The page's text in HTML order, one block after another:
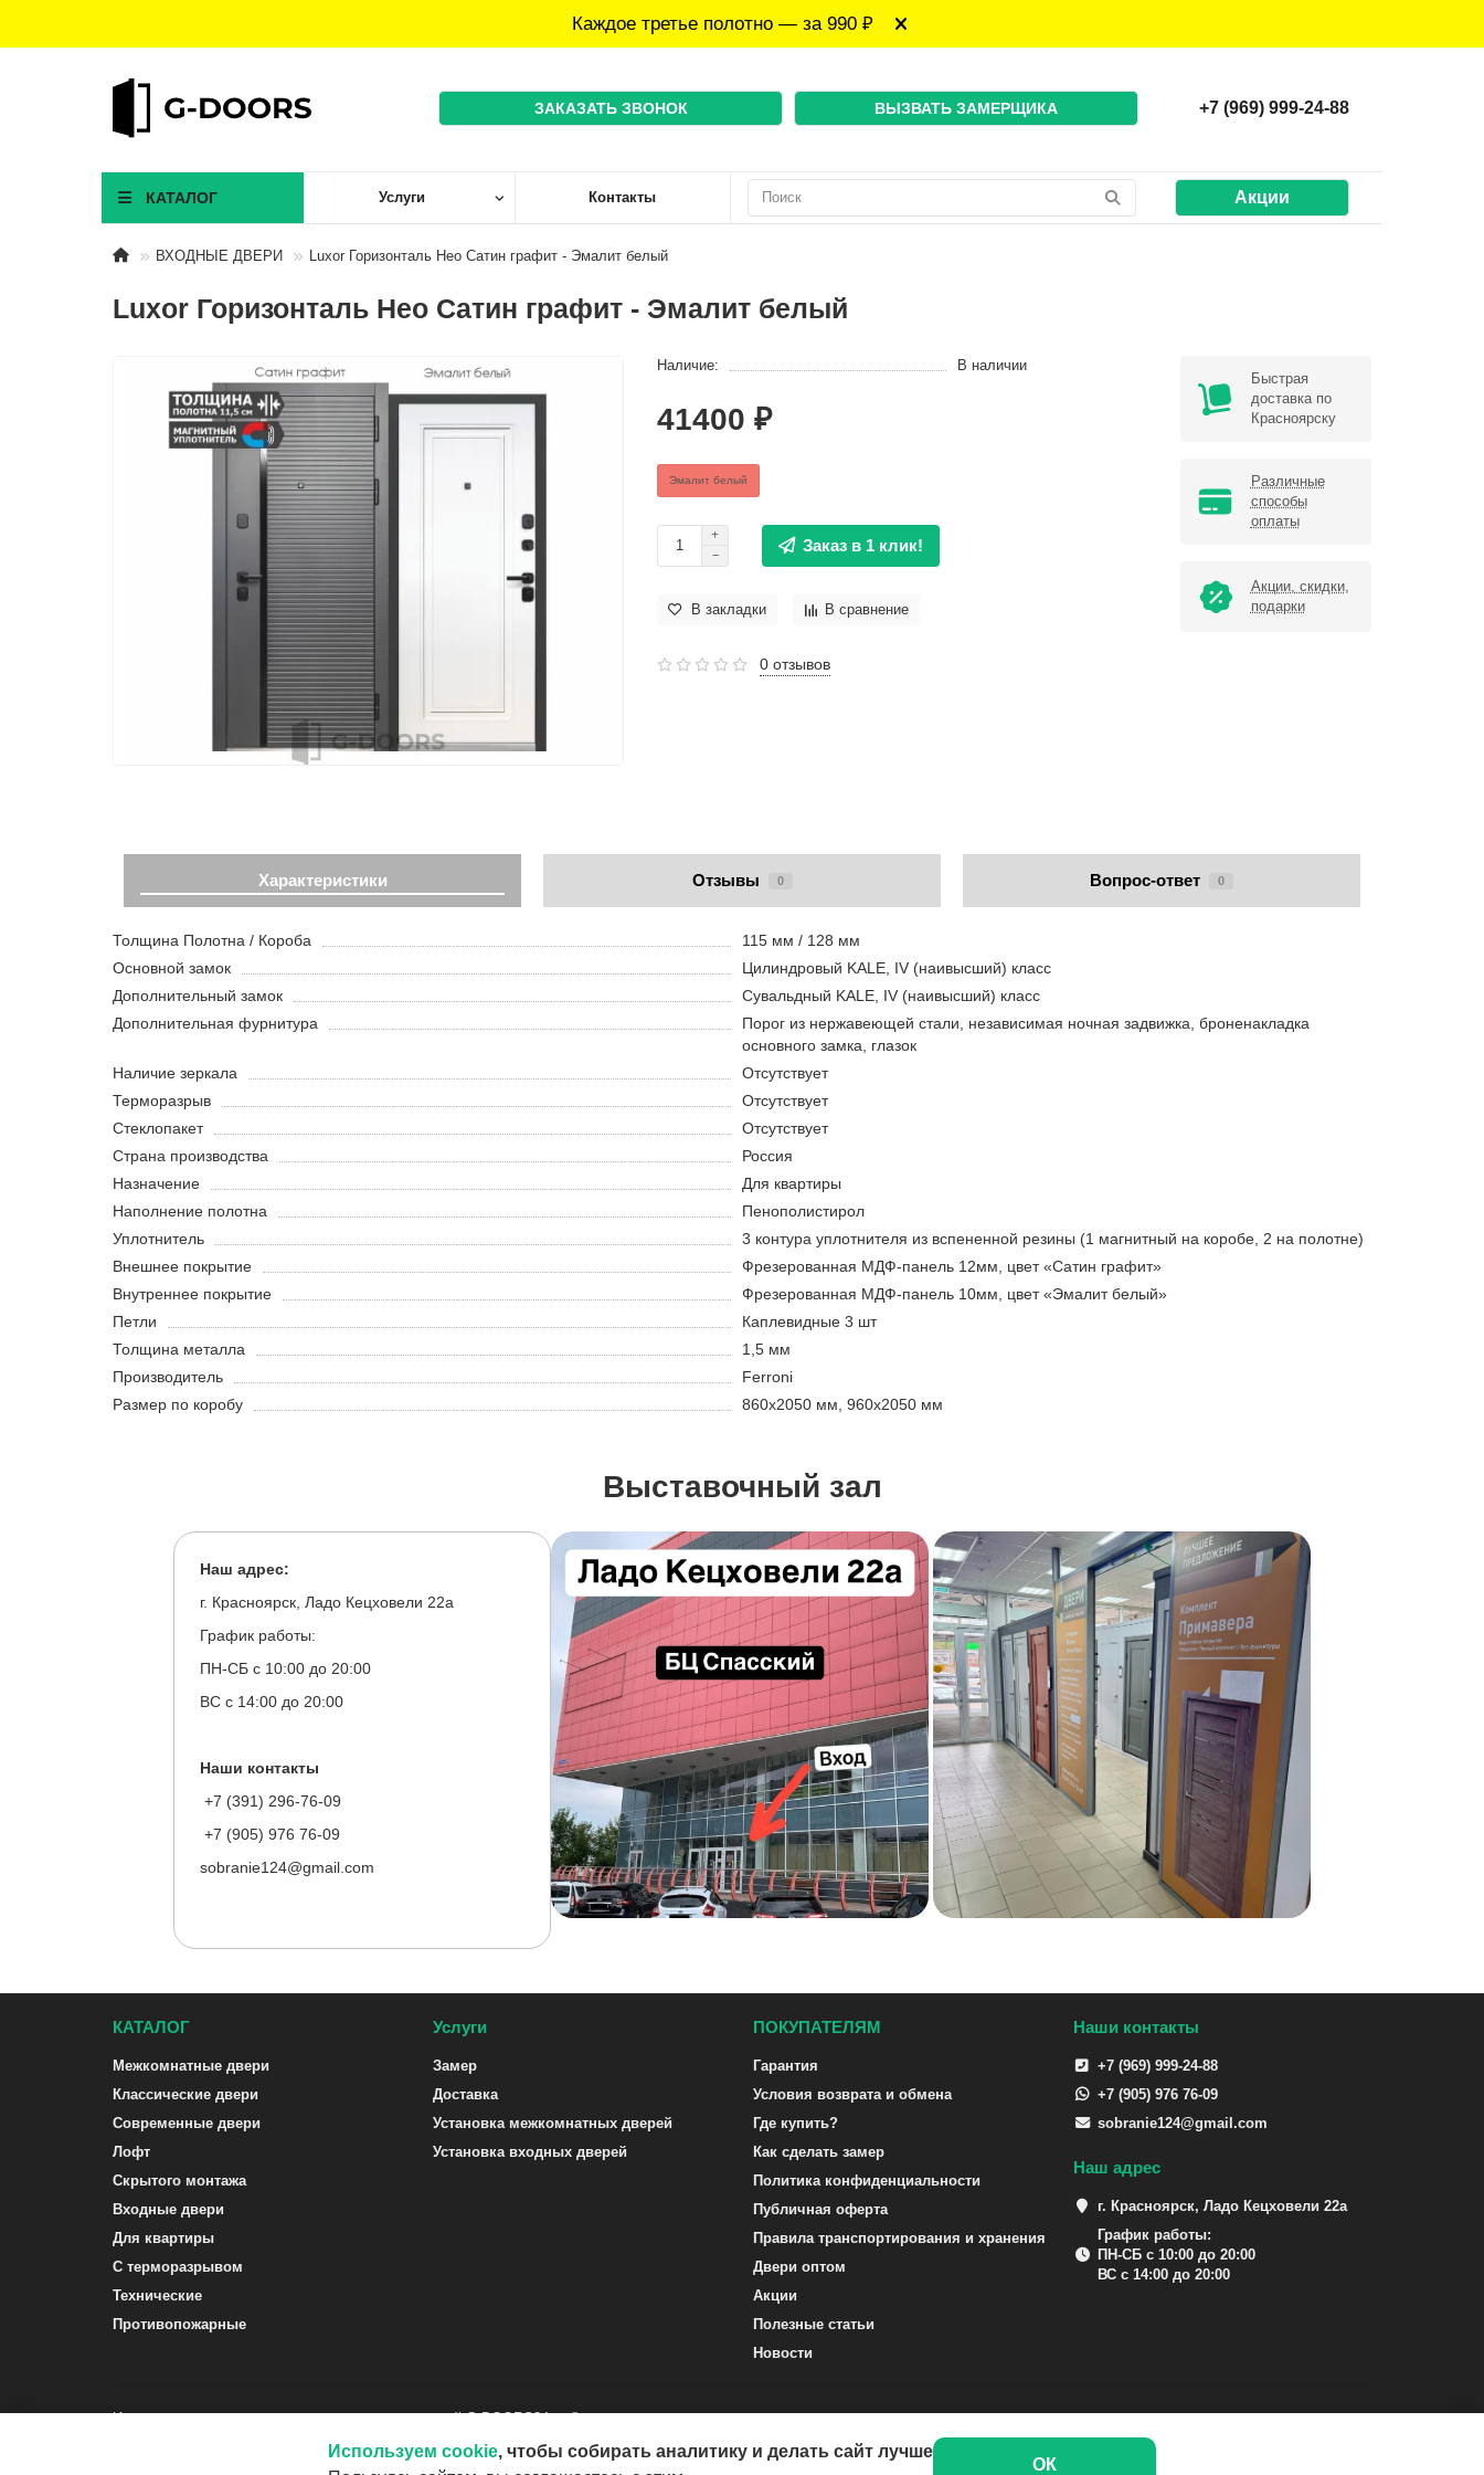
Каждое третье полотно — за 990 ₽
ЗАКАЗАТЬ ЗВОНОК ВЫЗВАТЬ ЗАМЕРЩИКА +7 (969) 999-24-88
КАТАЛОГ Услуги Контакты Акции
ВХОДНЫЕ ДВЕРИ Luxor Горизонталь Нео Сатин графит - Эмалит белый
Luxor Горизонталь Нео Сатин графит - Эмалит белый
Наличие: В наличии
41400 ₽
Эмалит белый
Заказ в 1 клик!
В закладки В сравнение
0 отзывов
Быстрая
доставка по
Красноярску
Различные
способы
оплаты
Акции, скидки,
подарки
Характеристики Отзывы 0 Вопрос-ответ 0
Толщина Полотна / Короба
115 мм / 128 мм
Основной замок
Цилиндровый KALE, IV (наивысший) класс
Дополнительный замок
Сувальдный KALE, IV (наивысший) класс
Дополнительная фурнитура
Порог из нержавеющей стали, независимая ночная задвижка, броненакладка
основного замка, глазок
Наличие зеркала
Отсутствует
Терморазрыв
Отсутствует
Стеклопакет
Отсутствует
Страна производства
Россия
Назначение
Для квартиры
Наполнение полотна
Пенополистирол
Уплотнитель
3 контура уплотнителя из вспененной резины (1 магнитный на коробе, 2 на полотне)
Внешнее покрытие
Фрезерованная МДФ-панель 12мм, цвет «Сатин графит»
Внутреннее покрытие
Фрезерованная МДФ-панель 10мм, цвет «Эмалит белый»
Петли
Каплевидные 3 шт
Толщина металла
1,5 мм
Производитель
Ferroni
Размер по коробу
860х2050 мм, 960х2050 мм
Выставочный зал
Наш адрес:
г. Красноярск, Ладо Кецховели 22а
График работы:
ПН-СБ с 10:00 до 20:00
ВС с 14:00 до 20:00
Наши контакты
+7 (391) 296-76-09
+7 (905) 976 76-09
sobranie124@gmail.com
КАТАЛОГ
Межкомнатные двери
Классические двери
Современные двери
Лофт
Скрытого монтажа
Входные двери
Для квартиры
С терморазрывом
Технические
Противопожарные
Услуги
Замер
Доставка
Установка межкомнатных дверей
Установка входных дверей
ПОКУПАТЕЛЯМ
Гарантия
Условия возврата и обмена
Где купить?
Как сделать замер
Политика конфиденциальности
Публичная оферта
Правила транспортирования и хранения
Двери оптом
Акции
Полезные статьи
Новости
Наши контакты
+7 (969) 999-24-88
+7 (905) 976 76-09
sobranie124@gmail.com
Наш адрес
г. Красноярск, Ладо Кецховели 22а
График работы:
ПН-СБ с 10:00 до 20:00
ВС с 14:00 до 20:00
Интернет-магазин межкомнатных и входных дверей G-DOORS24.ru ©
Используем cookie, чтобы собирать аналитику и делать сайт лучше
ОК